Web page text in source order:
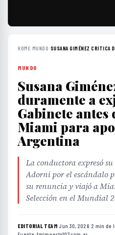
HOME›MUNDO› SUSANA GIMÉNEZ CRITICA
MUNDO
Susana
duramente a
Gabinete antes
Miami para
Argentina
La conductora expresó
Adorni por el escándalo
su renuncia y viajó a
Selección en el Mundial
EDITORIAL TEAM·Jun 30, 2026·2 min de